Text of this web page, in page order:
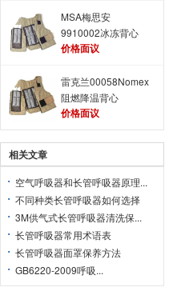
MSA梅思安
9910002冰冻背心
价格面议
雷克兰00058Nomex
阻燃降温背心
价格面议
相关文章
空气呼吸器和长管呼吸器原理...
不同种类长管呼吸器如何选择
3M供气式长管呼吸器清洗保...
长管呼吸器常用术语表
长管呼吸器面罩保养方法
GB6220-2009呼吸...